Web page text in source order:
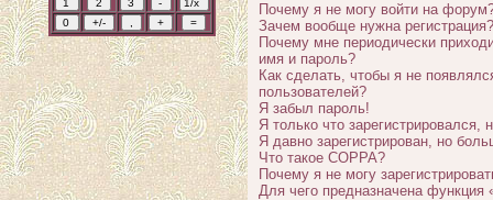
Почему я не могу войти на
Зачем вообще нужна регистрация?
Почему мне периодически
имя и пароль?
Как сделать, чтобы я не
пользователей?
Я забыл пароль!
Я только что зарегистрировался,
Я давно зарегистрирован, но
Что такое COPPA?
Почему я не могу
Для чего предназначена функция